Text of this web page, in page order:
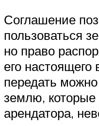
Соглашение
пользоваться
но право
его
передать
землю, которые
арендатора,